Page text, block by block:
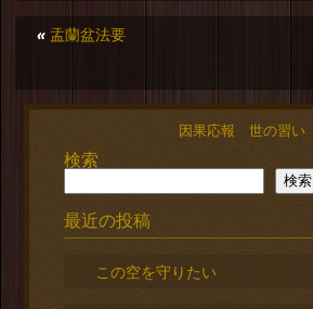
« 盂蘭盆法要
因果応報 世の習い
検索
検索
最近の投稿
この空を守りたい